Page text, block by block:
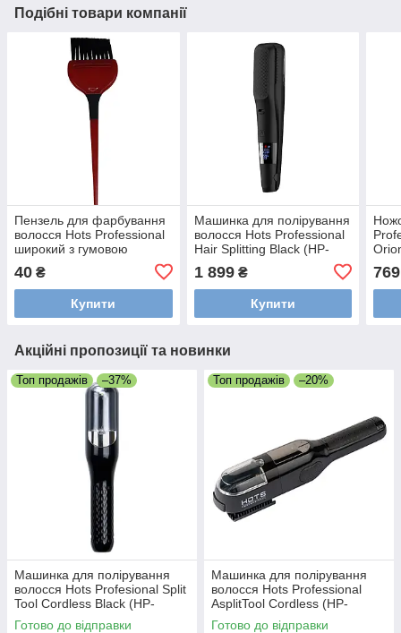
Подібні товари компанії
Пензель для фарбування
волосся Hots Professional
широкий з гумовою
(HP1015-RD)
40 ₴
Купити
Машинка для полірування
волосся Hots Professional
Hair Splitting Black (HP-
1 899₴
Купити
769
Акційні пропозиції та новинки
Топ продажів –37%
Машинка для полірування
волосся Hots Profesional Split
Tool Cordless Black (HP-
RH6668-Bl)
Готово до відправки
Топ продажів –20%
Машинка для полірування
волосся Hots Professional
AsplitTool Cordless (HP-
AsplitTool)
Готово до відправки